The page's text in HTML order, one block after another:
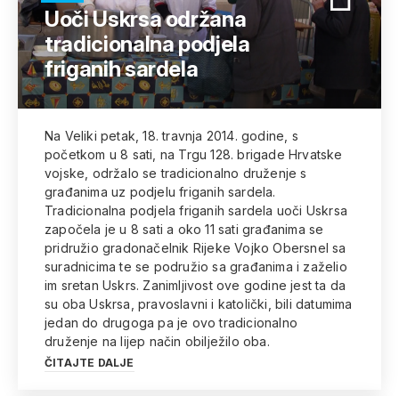
Uoči Uskrsa održana
tradicionalna podjela
friganih sardela
Na Veliki petak, 18. travnja 2014. godine, s
početkom u 8 sati, na Trgu 128. brigade Hrvatske
vojske, održalo se tradicionalno druženje s
građanima uz podjelu friganih sardela.
Tradicionalna podjela friganih sardela uoči Uskrsa
započela je u 8 sati a oko 11 sati građanima se
pridružio gradonačelnik Rijeke Vojko Obersnel sa
suradnicima te se podružio sa građanima i zaželio
im sretan Uskrs. Zanimljivost ove godine jest ta da
su oba Uskrsa, pravoslavni i katolički, bili datumima
jedan do drugoga pa je ovo tradicionalno
druženje na lijep način obilježilo oba.
ČITAJTE DALJE